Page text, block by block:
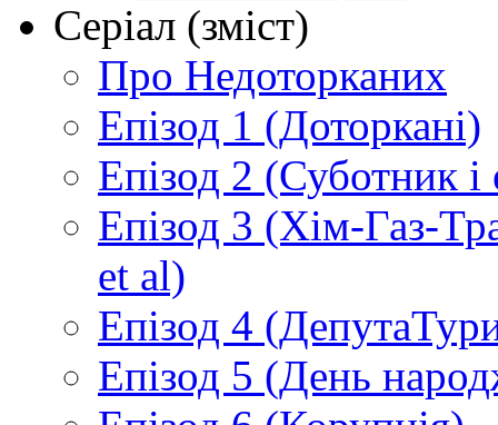
Серіал (зміст)
Про Недоторканих
Епізод 1 (Доторкані)
Епізод 2 (Суботник
Епізод 3 (Хім-Газ-
et al)
Епізод 4
Епізод 5 (День